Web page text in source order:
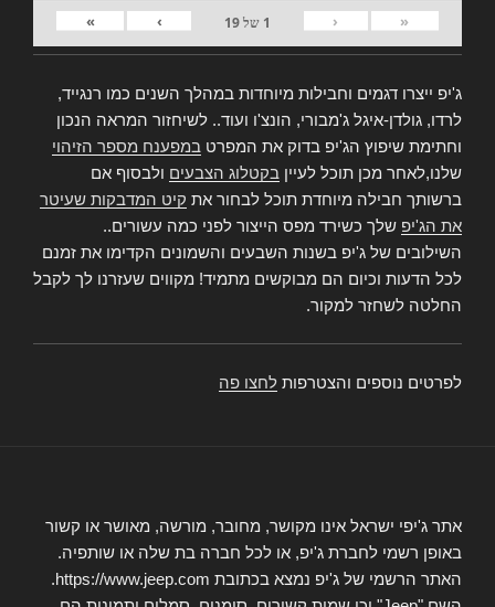
«
‹
1 של19
›
»
ג'יפ ייצרו דגמים וחבילות מיוחדות במהלך השנים כמו רנגייד,
לרדו, גולדן-איגל ג'מבורי, הונצ'ו ועוד.. לשיחזור המראה הנכון
וחתימת שיפוץ הג'יפ בדוק את המפרט במפענח מספר הזיהוי
שלנו,לאחר מכן תוכל לעיין בקטלוג הצבעים ולבסוף אם
ברשותך חבילה מיוחדת תוכל לבחור את קיט המדבקות שעיטר
את הג'יפ שלך כשירד מפס הייצור לפני כמה עשורים..
השילובים של ג'יפ בשנות השבעים והשמונים הקדימו את זמנם
לכל הדעות וכיום הם מבוקשים מתמיד! מקווים שעזרנו לך לקבל
החלטה לשחזר למקור.
לפרטים נוספים והצטרפות לחצו פה
אתר ג'יפי ישראל אינו מקושר, מחובר, מורשה, מאושר או קשור
באופן רשמי לחברת ג'יפ, או לכל חברה בת שלה או שותפיה.
האתר הרשמי של ג'יפ נמצא בכתובת https://www.jeep.com.